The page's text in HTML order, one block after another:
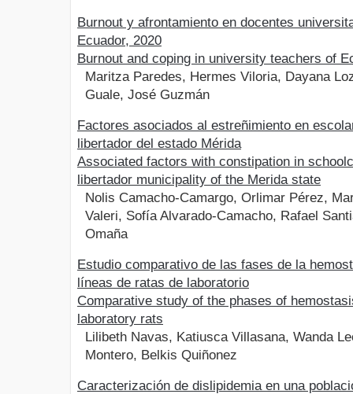
Burnout y afrontamiento en docentes
Ecuador, 2020
Burnout and coping in university teachers of
Maritza Paredes, Hermes Viloria, Dayana
Guale, José Guzmán
Factores asociados al estreñimiento en
libertador del estado Mérida
Associated factors with constipation in
libertador municipality of the Merida state
Nolis Camacho-Camargo, Orlimar Pérez,
Valeri, Sofía Alvarado-Camacho, Rafael
Omaña
Estudio comparativo de las fases de la
líneas de ratas de laboratorio
Comparative study of the phases of
laboratory rats
Lilibeth Navas, Katiusca Villasana, Wanda
Montero, Belkis Quiñonez
Caracterización de dislipidemia en una